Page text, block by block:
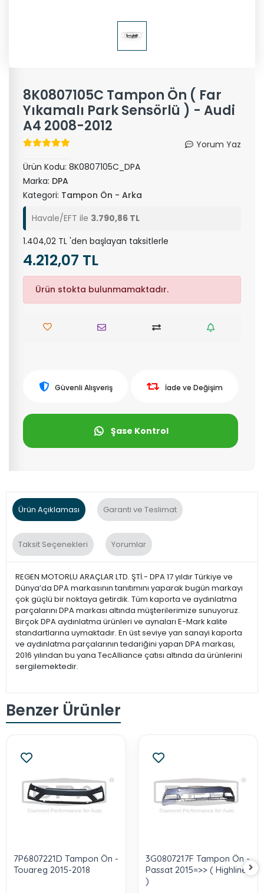
8K0807105C Tampon Ön ( Far
Yıkamalı Park Sensörlü ) - Audi
A4 2008-2012
Yorum Yaz
Ürün Kodu: 8K0807105C_DPA
Marka: DPA
Kategori: Tampon Ön - Arka
Havale/EFT ile 3.790,86 TL
1.404,02 TL 'den başlayan taksitlerle
4.212,07 TL
Ürün stokta bulunmamaktadır.
Güvenli Alışveriş İade ve Değişim
Şase Kontrol
Ürün Açıklaması Garanti ve Teslimat
Taksit Seçenekleri Yorumlar
REGEN MOTORLU ARAÇLAR LTD. ŞTİ.- DPA 17 yıldır Türkiye ve
Dünya’da DPA markasının tanıtımını yaparak bugün markayı
çok güçlü bir noktaya getirdik. Tüm kaporta ve aydınlatma
parçalarını DPA markası altında müşterilerimize sunuyoruz.
Birçok DPA aydınlatma ürünleri ve aynaları E-Mark kalite
standartlarına uymaktadır. En üst seviye yan sanayi kaporta
ve aydınlatma parçalarının tedariğini yapan DPA markası,
2016 yılından bu yana TecAlliance çatısı altında da ürünlerini
sergilemektedir.
Benzer Ürünler
7P6807221D Tampon Ön -
Touareg 2015-2018
3G0807217F Tampon Ön -
Passat 2015=>> ( Highline
)